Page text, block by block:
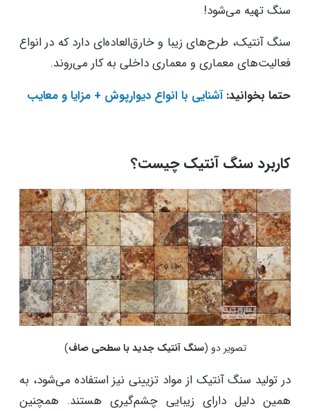
سنگ تهیه می‌شود!
سنگ آنتیک، طرح‌های زیبا و خارق‌العاده‌ای دارد که در انواع
فعالیت‌های معماری و معماری داخلی به‌ کار می‌روند.
حتما بخوانید:آشنایی با انواع دیوارپوش + مزایا و معایب
کاربرد سنگ آنتیک چیست؟
تصویر دو ( سنگ آنتیک جدید با سطحی صاف)
در تولید سنگ آنتیک از مواد تزیینی نیز استفاده می‌شود، به
همین دلیل دارای زیبایی چشم‌گیری هستند. همچنین